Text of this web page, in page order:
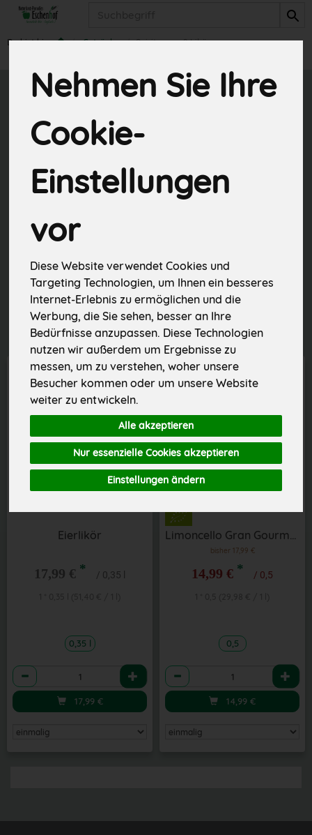
Nehmen Sie Ihre
Cookie-
Einstellungen
vor
Diese Website verwendet Cookies und
Targeting Technologien, um Ihnen ein besseres
Internet-Erlebnis zu ermöglichen und die
Werbung, die Sie sehen, besser an Ihre
Bedürfnisse anzupassen. Diese Technologien
nutzen wir außerdem um Ergebnisse zu
messen, um zu verstehen, woher unsere
Besucher kommen oder um unsere Website
weiter zu entwickeln.
Alle akzeptieren
Nur essenzielle Cookies akzeptieren
Einstellungen ändern
Du bist hier: Getränke Spirituosen & Liköre
Spirituosen &
Liköre
Hersteller Ernährung
Allergene
Eierlikör
17,99 € * / 0,35 l
0,35 l
Anzahl
17,99 €
Limoncello Gran Gourmet
bisher 17,99 €
14,99 € * / 0,5
0,5
Anzahl
14,99 €